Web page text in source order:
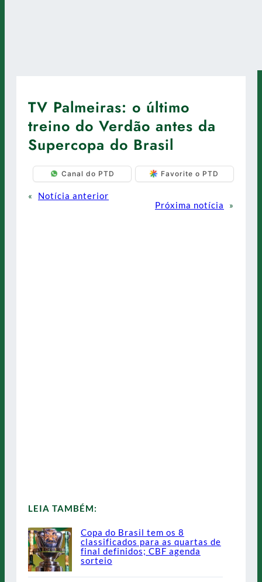
TV Palmeiras: o último
treino do Verdão antes da
Supercopa do Brasil
Canal do PTD Favorite o PTD
«
Notícia anterior
Próxima notícia
»
LEIA TAMBÉM:
Copa do Brasil tem os 8
classificados para as quartas de
final definidos; CBF agenda
sorteio